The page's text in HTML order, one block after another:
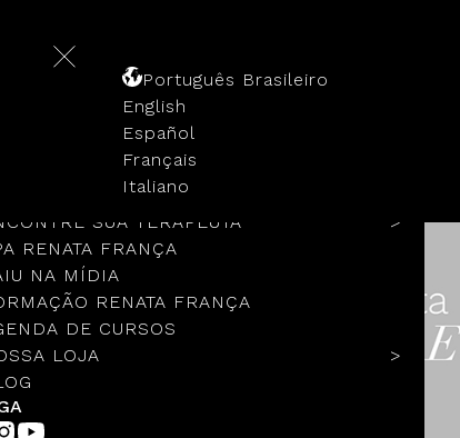
HISTÓRIA
SUA TERAPEUTA
RENATA FRANÇA
NA MÍDIA
RENATA FRANÇA
DE CURSOS
LOJA
Português Brasileiro
English
Español
Français
Italiano